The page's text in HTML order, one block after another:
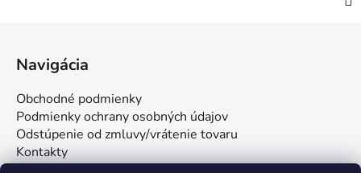
e
Navigácia
Obchodné podmienky
Podmienky ochrany osobných údajov
Odstúpenie od zmluvy/vrátenie tovaru
Kontakty